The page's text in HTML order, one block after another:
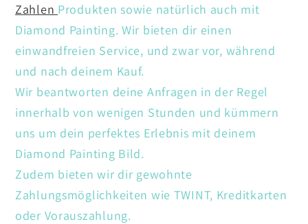
Zahlen Produkten sowie natürlich auch mit
Diamond Painting. Wir bieten dir einen
einwandfreien Service, und zwar vor, während
und nach deinem Kauf.
Wir beantworten deine Anfragen in der Regel
innerhalb von wenigen Stunden und kümmern
uns um dein perfektes Erlebnis mit deinem
Diamond Painting Bild.
Zudem bieten wir dir gewohnte
Zahlungsmöglichkeiten wie TWINT, Kreditkarten
oder Vorauszahlung.